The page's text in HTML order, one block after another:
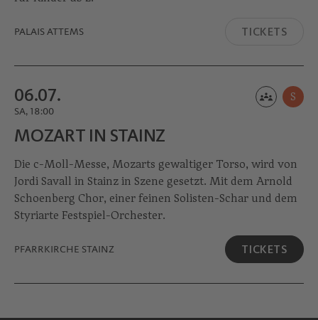
PALAIS ATTEMS TICKETS
06.07.
SA, 18:00
S
MOZART IN STAINZ
Die c-Moll-Messe, Mozarts gewaltiger Torso, wird von
Jordi Savall in Stainz in Szene gesetzt. Mit dem Arnold
Schoenberg Chor, einer feinen Solisten-Schar und dem
Styriarte Festspiel-Orchester.
PFARRKIRCHE STAINZ TICKETS